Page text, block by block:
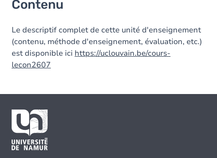
Contenu
Le descriptif complet de cette unité d'enseignement
(contenu, méthode d'enseignement, évaluation, etc.)
est disponible ici https://uclouvain.be/cours-
lecon2607